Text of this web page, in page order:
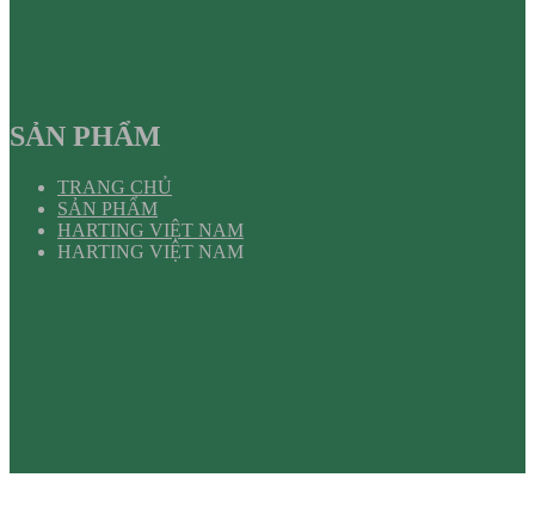
SẢN PHẨM
TRANG CHỦ
SẢN PHẨM
HARTING VIỆT NAM
HARTING VIỆT NAM